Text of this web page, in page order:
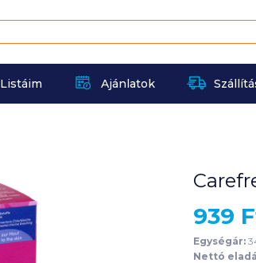
Listáim Ajánlatok
939
Egységár:
Nettó